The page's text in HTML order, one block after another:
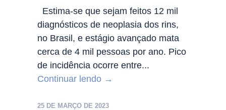
Estima-se que sejam feitos 12 mil
diagnósticos de neoplasia dos rins,
no Brasil, e estágio avançado mata
cerca de 4 mil pessoas por ano. Pico
de incidência ocorre entre...
Continuar lendo →
25 DE MARÇO DE 2023